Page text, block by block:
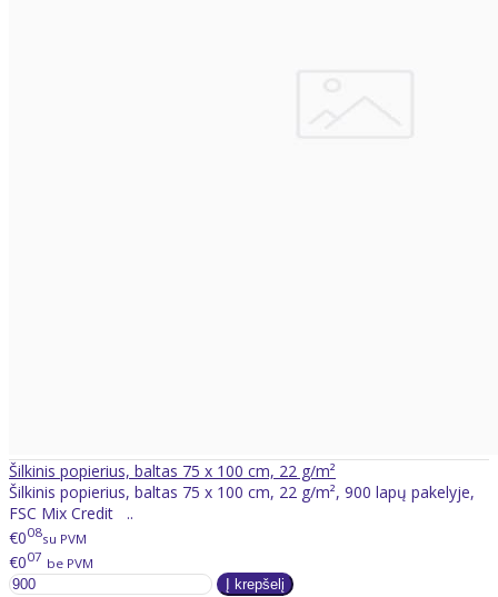
Šilkinis popierius, baltas 75 x 100 cm, 22 g/m²
Šilkinis popierius, baltas 75 x 100 cm, 22 g/m², 900 lapų pakelyje,
FSC Mix Credit ..
€008su PVM
€007 be PVM